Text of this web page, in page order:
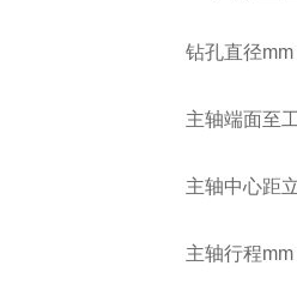
钻孔
主轴端面
主轴中心
主轴